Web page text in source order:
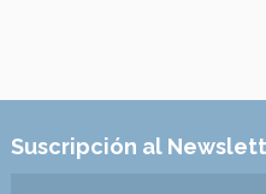
Suscripción al